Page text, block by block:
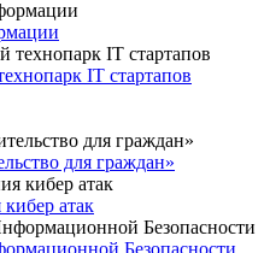
IT стартапов
для граждан»
атак
Безопасности